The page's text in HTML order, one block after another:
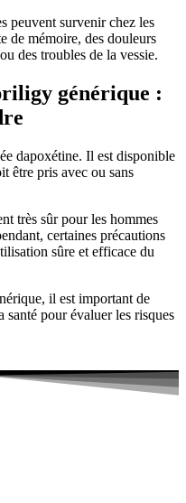
peuvent survenir chez les
de mémoire, des douleurs
des troubles de la vessie.
générique :
dapoxétine. Il est disponible
être pris avec ou sans
très sûr pour les hommes
certaines précautions
sûre et efficace du
il est important de
pour évaluer les risques